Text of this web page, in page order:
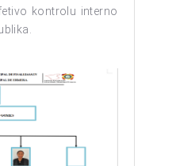
kontrolu interno